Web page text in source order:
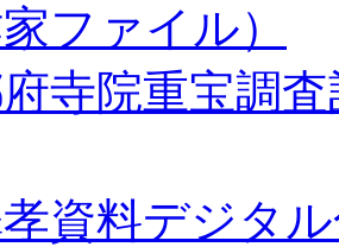
家ファイル）
寺院重宝調
資料デジタ